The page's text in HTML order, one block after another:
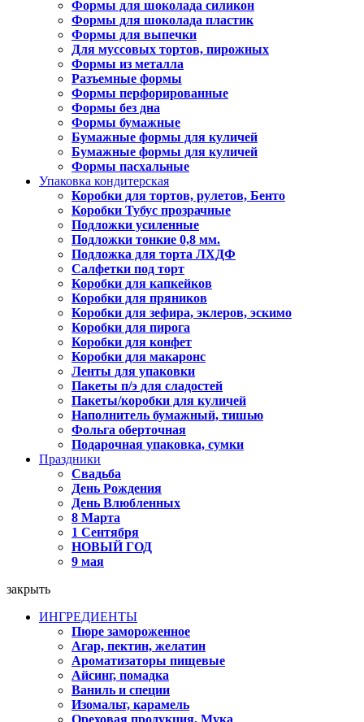
Формы для шоколада силикон
Формы для шоколада пластик
Формы для выпечки
Для муссовых тортов, пирожных
Формы из металла
Разъемные формы
Формы перфорированные
Формы без дна
Формы бумажные
Бумажные формы для куличей
Бумажные формы для куличей
Формы пасхальные
Упаковка кондитерская
Коробки для тортов, рулетов, Бенто
Коробки Тубус прозрачные
Подложки усиленные
Подложки тонкие 0,8 мм.
Подложка для торта ЛХДФ
Салфетки под торт
Коробки для капкейков
Коробки для пряников
Коробки для зефира, эклеров, эскимо
Коробки для пирога
Коробки для конфет
Коробки для макаронс
Ленты для упаковки
Пакеты п/э для сладостей
Пакеты/коробки для куличей
Наполнитель бумажный, тишью
Фольга оберточная
Подарочная упаковка, сумки
Праздники
Свадьба
День Рождения
День Влюбленных
8 Марта
1 Сентября
НОВЫЙ ГОД
9 мая
закрыть
ИНГРЕДИЕНТЫ
Пюре замороженное
Агар, пектин, желатин
Ароматизаторы пищевые
Айсинг, помадка
Ваниль и специи
Изомальт, карамель
Ореховая продукция, Мука